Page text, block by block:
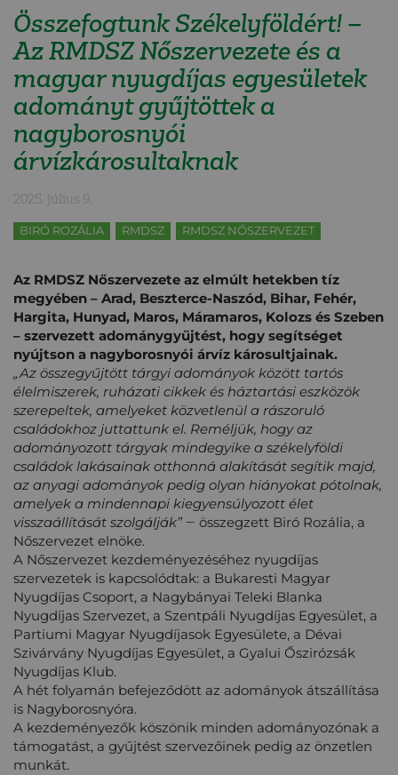
Összefogtunk Székelyföldért! –
Az RMDSZ Nőszervezete és a
magyar nyugdíjas egyesületek
adományt gyűjtöttek a
nagyborosnyói
árvízkárosultaknak
2025. július 9.
BIRÓ ROZÁLIA RMDSZ RMDSZ NŐSZERVEZET
Az RMDSZ Nőszervezete az elmúlt hetekben tíz
megyében – Arad, Beszterce-Naszód, Bihar, Fehér,
Hargita, Hunyad, Maros, Máramaros, Kolozs és Szeben
– szervezett adománygyűjtést, hogy segítséget
nyújtson a nagyborosnyói árvíz károsultjainak.
„Az összegyűjtött tárgyi adományok között tartós
élelmiszerek, ruházati cikkek és háztartási eszközök
szerepeltek, amelyeket közvetlenül a rászoruló
családokhoz juttattunk el. Reméljük, hogy az
adományozott tárgyak mindegyike a székelyföldi
családok lakásainak otthonná alakítását segítik majd,
az anyagi adományok pedig olyan hiányokat pótolnak,
amelyek a mindennapi kiegyensúlyozott élet
visszaállítását szolgálják” ‒ összegzett Biró Rozália, a
Nőszervezet elnöke.
A Nőszervezet kezdeményezéséhez nyugdíjas
szervezetek is kapcsolódtak: a Bukaresti Magyar
Nyugdíjas Csoport, a Nagybányai Teleki Blanka
Nyugdíjas Szervezet, a Szentpáli Nyugdíjas Egyesület, a
Partiumi Magyar Nyugdíjasok Egyesülete, a Dévai
Szivárvány Nyugdíjas Egyesület, a Gyalui Őszirózsák
Nyugdíjas Klub.
A hét folyamán befejeződött az adományok átszállítása
is Nagyborosnyóra.
A kezdeményezők köszönik minden adományozónak a
támogatást, a gyűjtést szervezőinek pedig az önzetlen
munkát.